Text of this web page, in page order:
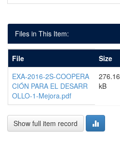
Files in This Item:
File Size
EXA-2016-2S-COOPERA
CIÓN PARA EL DESARR
OLLO-1-Mejora.pdf
276.16
kB
Show full item record